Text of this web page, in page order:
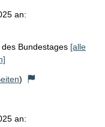
an:
Bundestages [alle
)
an: